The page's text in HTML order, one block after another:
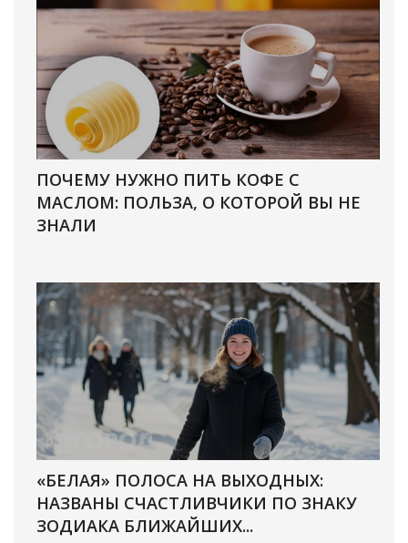
ПОЧЕМУ НУЖНО ПИТЬ КОФЕ С
МАСЛОМ: ПОЛЬЗА, О КОТОРОЙ ВЫ НЕ
ЗНАЛИ
«БЕЛАЯ» ПОЛОСА НА ВЫХОДНЫХ:
НАЗВАНЫ СЧАСТЛИВЧИКИ ПО ЗНАКУ
ЗОДИАКА БЛИЖАЙШИХ...